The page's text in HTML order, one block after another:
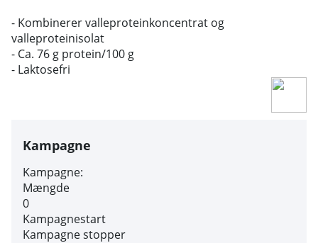
- Kombinerer valleproteinkoncentrat og
valleproteinisolat
- Ca. 76 g protein/100 g
- Laktosefri
Kampagne
Kampagne:
Mængde
0
Kampagnestart
Kampagne stopper